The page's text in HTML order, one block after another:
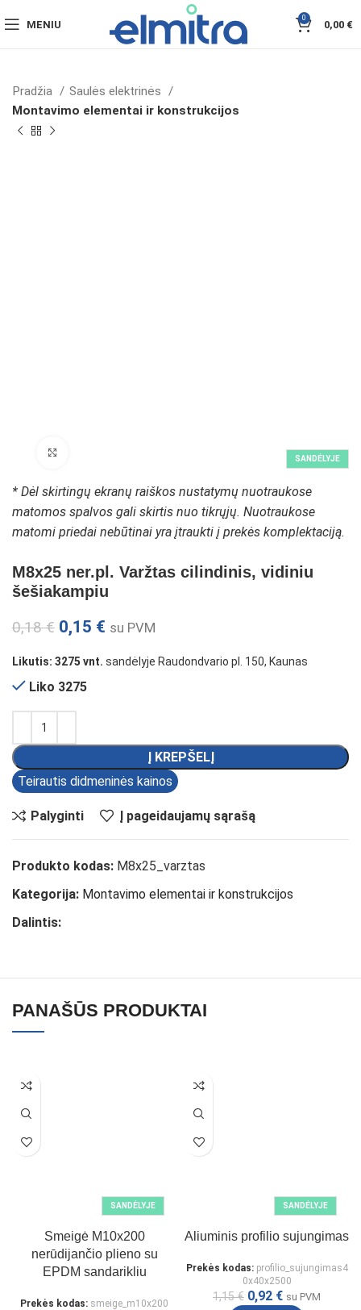
MENIU
0
0,00 €
Pradžia
Saulės elektrinės
Montavimo elementai ir konstrukcijos
SANDĖLYJE
* Dėl skirtingų ekranų raiškos nustatymų nuotraukose
matomos spalvos gali skirtis nuo tikrųjų. Nuotraukose
matomi priedai nebūtinai yra įtraukti į prekės komplektaciją.
M8x25 ner.pl. Varžtas cilindinis, vidiniu
šešiakampiu
0,18€ 0,15 € su PVM
Likutis: 3275 vnt. sandėlyje Raudondvario pl. 150, Kaunas
Liko 3275
Į KREPŠELĮ
Teirautis didmeninės kainos
Palyginti Į pageidaujamų sąrašą
Produkto kodas: M8x25_varztas
Kategorija: Montavimo elementai ir konstrukcijos
Dalintis:
PANAŠŪS PRODUKTAI
SANDĖLYJE
Smeigė M10x200
nerūdijančio plieno su
EPDM sandarikliu
Prekės kodas: smeige_m10x200
SANDĖLYJE
Aliuminis profilio sujungimas
Prekės kodas: profilio_sujungimas4
0x40x2500
1,15€ 0,92 € su PVM